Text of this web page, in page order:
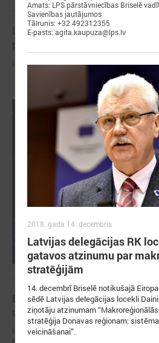
2026. gada 18. maijs
LPS Azerbaidžānā piedalās
LPS Azerbaidžānā piedalās vērienīgajā
Baltijas jūras reģiona
uzticēšanos, sadarbību un
No 11. līdz 13. maijam Tallinā norisinājās
Amats: LPS pārstāvniecības Briselē
Savienības jautājumos
Tālrunis: +32 492312355
E-pasts: agita.kaupuza@lps.lv
2018. gada 14. decembris
Latvijas delegācijas RK
gatavos atzinumu par
stratēģijām
14. decembrī Briselē notikušajā
sēdē Latvijas delegācijas locekli
ziņotāju atzinumam
stratēģija Donavas reģionam:
veicināšanai”.